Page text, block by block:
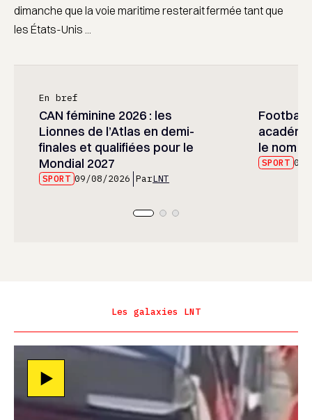
dimanche que la voie maritime resterait fermée tant que
les États-Unis ...
En bref
CAN féminine 2026 : les
Lionnes de l’Atlas en demi-
finales et qualifiées pour le
Mondial 2027
SPORT 09/08/2026 ParLNT
Football
le nom
SPORT 09/
Les galaxies LNT